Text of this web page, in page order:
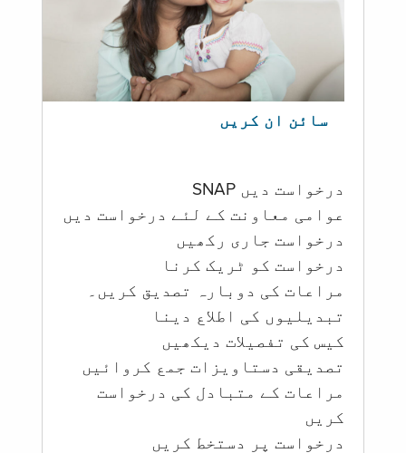
سائن ان کریں
درخواست دیں SNAP
عوامی معاونت کے لئے درخواست دیں
درخواست جاری رکھیں
درخواست کو ٹریک کرنا
مراعات کی دوبارہ تصدیق کریں۔
تبدیلیوں کی اطلاع دینا
کیس کی تفصیلات دیکھیں
تصدیقی دستاویزات جمع کروائیں
مراعات کے متبادل کی درخواست
کریں
درخواست پر دستخط کریں